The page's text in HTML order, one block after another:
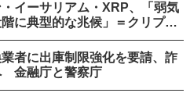
イーサリアム・XRP、「弱気
に典型的な兆候」＝クリプト
者に出庫制限強化を要請、詐
金融庁と警察庁